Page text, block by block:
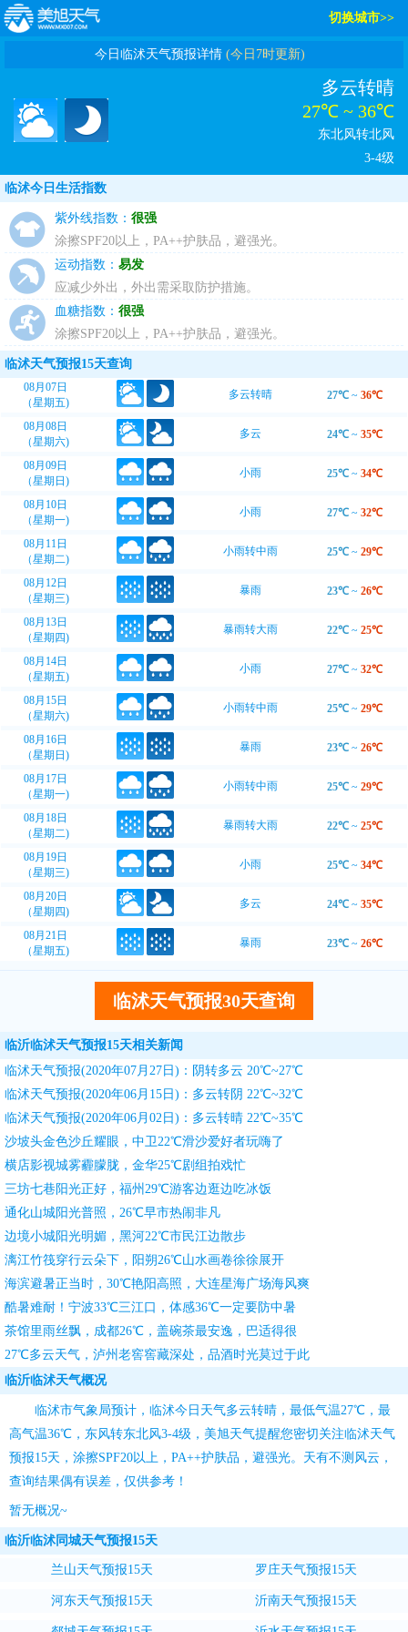
切换城市>>
今日临沭天气预报详情(今日7时更新)
多云转晴
27℃ ~ 36℃
东北风转北风
3-4级
临沭今日生活指数
紫外线指数： 很强
涂擦SPF20以上，PA++护肤品，避强光。
运动指数： 易发
应减少外出，外出需采取防护措施。
血糖指数： 很强
涂擦SPF20以上，PA++护肤品，避强光。
临沭天气预报15天查询
08月07日
（星期五)
多云转晴 27℃ ~ 36℃
08月08日
（星期六)
多云 24℃ ~ 35℃
08月09日
（星期日)
小雨 25℃ ~ 34℃
08月10日
（星期一)
小雨 27℃ ~ 32℃
08月11日
（星期二)
小雨转中雨 25℃ ~ 29℃
08月12日
（星期三)
暴雨 23℃ ~ 26℃
08月13日
（星期四)
暴雨转大雨 22℃ ~ 25℃
08月14日
（星期五)
小雨 27℃ ~ 32℃
08月15日
（星期六)
小雨转中雨 25℃ ~ 29℃
08月16日
（星期日)
暴雨 23℃ ~ 26℃
08月17日
（星期一)
小雨转中雨 25℃ ~ 29℃
08月18日
（星期二)
暴雨转大雨 22℃ ~ 25℃
08月19日
（星期三)
小雨 25℃ ~ 34℃
08月20日
（星期四)
多云 24℃ ~ 35℃
08月21日
（星期五)
暴雨 23℃ ~ 26℃
临沭天气预报30天查询
临沂临沭天气预报15天相关新闻
临沭天气预报(2020年07月27日)：阴转多云 20℃~27℃
临沭天气预报(2020年06月15日)：多云转阴 22℃~32℃
临沭天气预报(2020年06月02日)：多云转晴 22℃~35℃
沙坡头金色沙丘耀眼，中卫22℃滑沙爱好者玩嗨了
横店影视城雾霾朦胧，金华25℃剧组拍戏忙
三坊七巷阳光正好，福州29℃游客边逛边吃冰饭
通化山城阳光普照，26℃早市热闹非凡
边境小城阳光明媚，黑河22℃市民江边散步
漓江竹筏穿行云朵下，阳朔26℃山水画卷徐徐展开
海滨避暑正当时，30℃艳阳高照，大连星海广场海风爽
酷暑难耐！宁波33℃三江口，体感36℃一定要防中暑
茶馆里雨丝飘，成都26℃，盖碗茶最安逸，巴适得很
27℃多云天气，泸州老窖窖藏深处，品酒时光莫过于此
临沂临沭天气概况
临沭市气象局预计，临沭今日天气多云转晴，最低气温27℃，最
高气温36℃，东风转东北风3-4级， 美旭天气提醒您密切关注临沭天气
预报15天 ，涂擦SPF20以上，PA++护肤品，避强光。天有不测风云，
查询结果偶有误差，仅供参考！
暂无概况~
临沂临沭同城天气预报15天
兰山天气预报15天 罗庄天气预报15天
河东天气预报15天 沂南天气预报15天